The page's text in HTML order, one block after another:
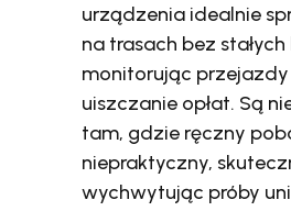
urządzenia idealnie
na trasach bez stałych
monitorując
uiszczanie opłat. Są
tam, gdzie ręczny
niepraktyczny,
wychwytując próby